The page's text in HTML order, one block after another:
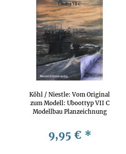
Köhl / Niestle: Vom Original
zum Modell: Uboottyp VII C
Modellbau Planzeichnung
9,95 € *